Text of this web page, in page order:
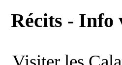
Récits - Info